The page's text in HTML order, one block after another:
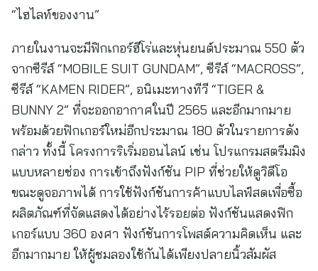
“ไฮไลท์ของงาน”
ภายในงานจะมีฟิกเกอร์ฮีโร่และหุ่นยนต์ประมาณ 550 ตัว
จากซีรีส์ “MOBILE SUIT GUNDAM”, ซีรีส์ “MACROSS”,
ซีรีส์ “KAMEN RIDER”, อนิเมะทางทีวี “TIGER &
BUNNY 2” ที่จะออกอากาศในปี 2565 และอีกมากมาย
พร้อมด้วยฟิกเกอร์ใหม่อีกประมาณ 180 ตัวในรายการดัง
กล่าว ทั้งนี้ โครงการริเริ่มออนไลน์ เช่น โปรแกรมสตรีมมิง
แบบหลายช่อง การเข้าถึงฟังก์ชัน PIP ที่ช่วยให้ดูวิดีโอ
ขณะดูจอภาพได้ การใช้ฟังก์ชันการค้าแบบไลฟ์สดเพื่อซื้อ
ผลิตภัณฑ์ที่จัดแสดงได้อย่างไร้รอยต่อ ฟังก์ชันแสดงฟิก
เกอร์แบบ 360 องศา ฟังก์ชันการโพสต์ความคิดเห็น และ
อีกมากมาย ให้ผู้ชมลองใช้กันได้เพียงปลายนิ้วสัมผัส